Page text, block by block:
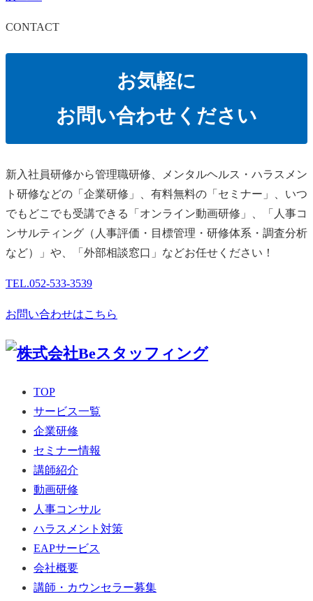
CONTACT
お気軽に
お問い合わせください
新⼊社員研修から管理職研修、メンタルヘルス・ハラスメン
ト研修などの「企業研修」、有料無料の「セミナー」、いつ
でもどこでも受講できる「オンライン動画研修」、「人事コ
ンサルティング（人事評価・目標管理・研修体系・調査分析
など）」や、「外部相談窓口」などお任せください！
TEL.052-533-3539
お問い合わせはこちら
TOP
サービス一覧
企業研修
セミナー情報
講師紹介
動画研修
人事コンサル
ハラスメント対策
EAPサービス
会社概要
講師・カウンセラー募集